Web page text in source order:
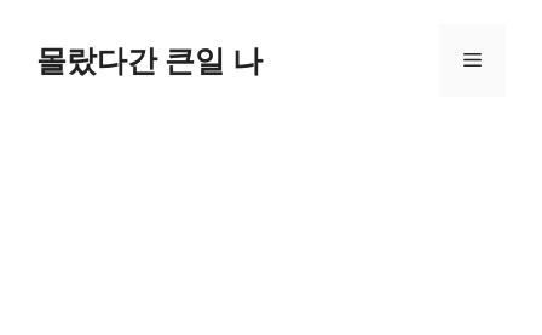
몰랐다간 큰일 나 메